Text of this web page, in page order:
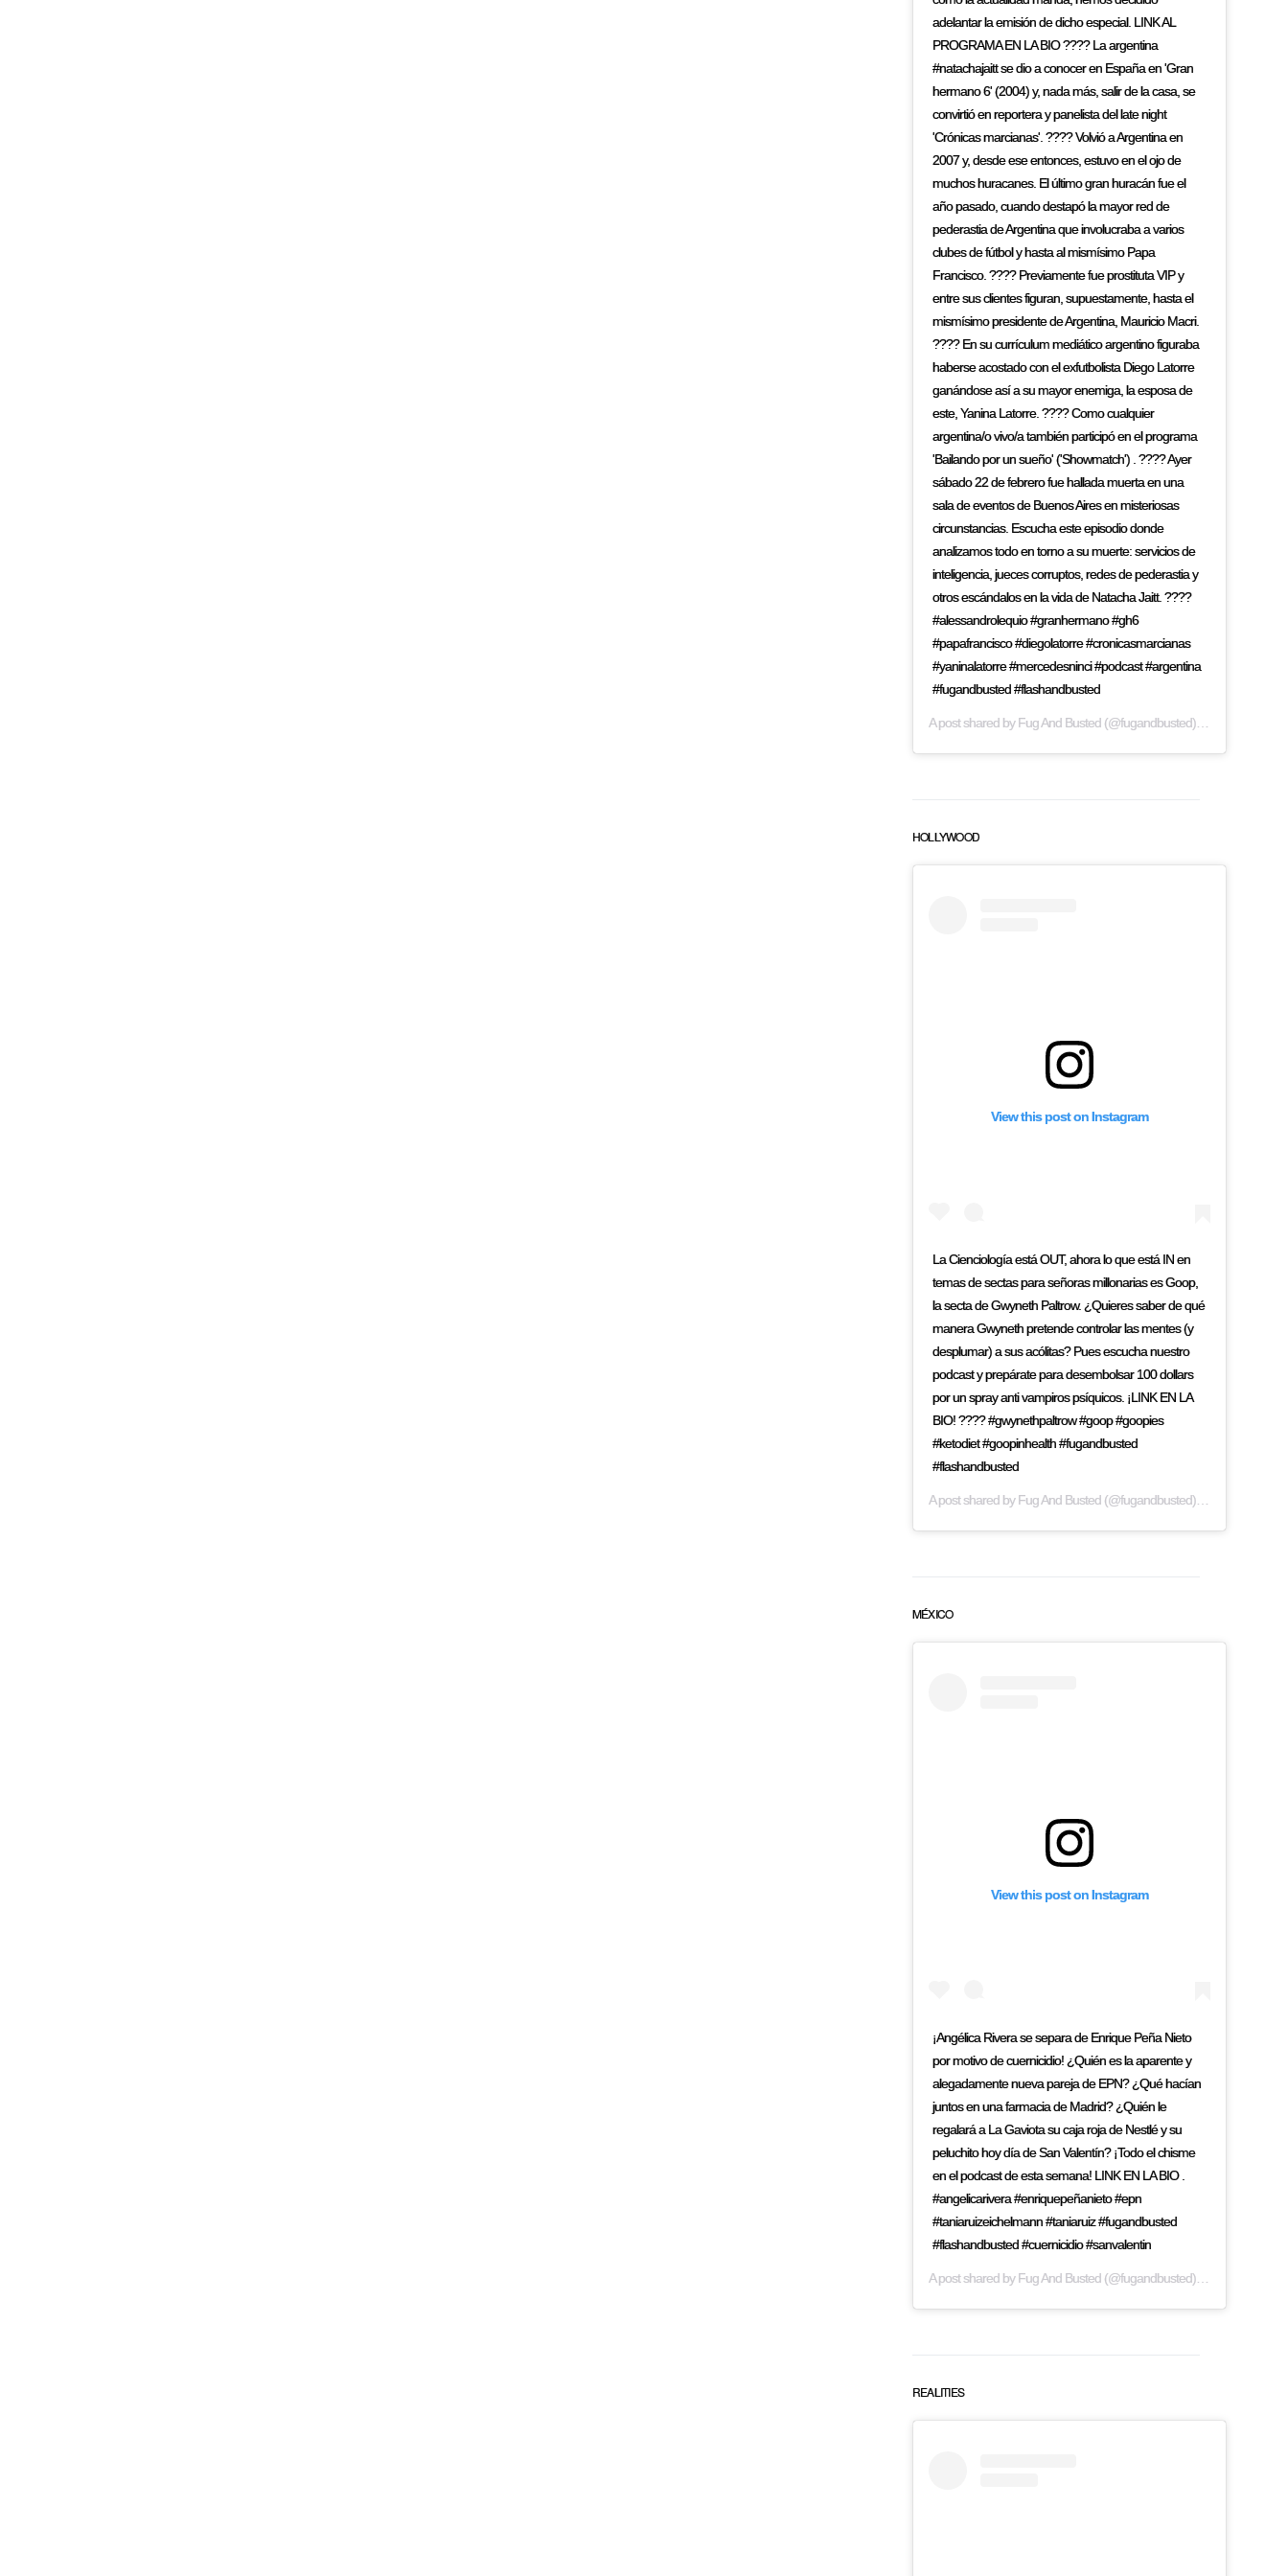
adelantar la emisión de dicho especial. LINK AL
PROGRAMA EN LA BIO ???? La argentina
#natachajaitt se dio a conocer en España en 'Gran
hermano 6' (2004) y, nada más, salir de la casa, se
convirtió en reportera y panelista del late night
'Crónicas marcianas'. ???? Volvió a Argentina en
2007 y, desde ese entonces, estuvo en el ojo de
muchos huracanes. El último gran huracán fue el
año pasado, cuando destapó la mayor red de
pederastia de Argentina que involucraba a varios
clubes de fútbol y hasta al mismísimo Papa
Francisco. ???? Previamente fue prostituta VIP y
entre sus clientes figuran, supuestamente, hasta el
mismísimo presidente de Argentina, Mauricio Macri.
???? En su currículum mediático argentino figuraba
haberse acostado con el exfutbolista Diego Latorre
ganándose así a su mayor enemiga, la esposa de
este, Yanina Latorre. ???? Como cualquier
argentina/o vivo/a también participó en el programa
'Bailando por un sueño' ('Showmatch') . ???? Ayer
sábado 22 de febrero fue hallada muerta en una
sala de eventos de Buenos Aires en misteriosas
circunstancias. Escucha este episodio donde
analizamos todo en torno a su muerte: servicios de
inteligencia, jueces corruptos, redes de pederastia y
otros escándalos en la vida de Natacha Jaitt. ????
#alessandrolequio #granhermano #gh6
#papafrancisco #diegolatorre #cronicasmarcianas
#yaninalatorre #mercedesninci #podcast #argentina
#fugandbusted #flashandbusted
A post shared byFug And Busted(@fugandbusted) on
HOLLYWOOD
View this post on Instagram
La Cienciología está OUT, ahora lo que está IN en
temas de sectas para señoras millonarias es Goop,
la secta de Gwyneth Paltrow. ¿Quieres saber de qué
manera Gwyneth pretende controlar las mentes (y
desplumar) a sus acólitas? Pues escucha nuestro
podcast y prepárate para desembolsar 100 dollars
por un spray anti vampiros psíquicos. ¡LINK EN LA
BIO! ???? #gwynethpaltrow #goop #goopies
#ketodiet #goopinhealth #fugandbusted
#flashandbusted
A post shared byFug And Busted(@fugandbusted) on
MÉXICO
View this post on Instagram
¡Angélica Rivera se separa de Enrique Peña Nieto
por motivo de cuernicidio! ¿Quién es la aparente y
alegadamente nueva pareja de EPN? ¿Qué hacían
juntos en una farmacia de Madrid? ¿Quién le
regalará a La Gaviota su caja roja de Nestlé y su
peluchito hoy día de San Valentín? ¡Todo el chisme
en el podcast de esta semana! LINK EN LA BIO .
#angelicarivera #enriquepeñanieto #epn
#taniaruizeichelmann #taniaruiz #fugandbusted
#flashandbusted #cuernicidio #sanvalentin
A post shared byFug And Busted(@fugandbusted) on
REALITIES